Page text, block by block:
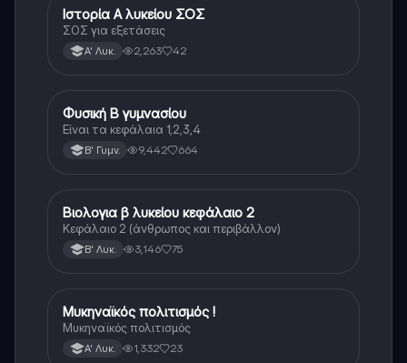
Ιστορία
Ιστορία Α λυκείου ΣΟΣ
ΣΟΣ για εξετάσεις
Α' Λυκ. 2,263 42
Φυσική
Φυσική Β γυμνασίου
Είναι τα κεφάλαια 1,2,3,4
Β' Γυμν. 9,442 664
Βιολογία
Βιολογια β λυκείου κεφάλαιο 2
Κεφάλαιο 2 (άνθρωπος και περιβάλλον)
Β' Λυκ. 3,146 75
Ιστορία
Μυκηναϊκός πολιτισμός !
Μυκηναϊκός πολιτισμός
Α' Λυκ. 1,332 23